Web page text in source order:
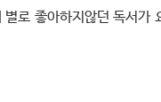
로 좋아하지않던 독서가